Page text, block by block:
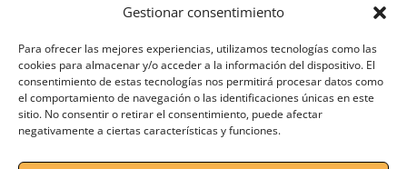
Gestionar consentimiento
Para ofrecer las mejores experiencias, utilizamos tecnologías como las
cookies para almacenar y/o acceder a la información del dispositivo. El
consentimiento de estas tecnologías nos permitirá procesar datos como
el comportamiento de navegación o las identificaciones únicas en este
sitio. No consentir o retirar el consentimiento, puede afectar
negativamente a ciertas características y funciones.
POLÍTICA DE PRIVACIDAD
COMPRAR ENTRADAS